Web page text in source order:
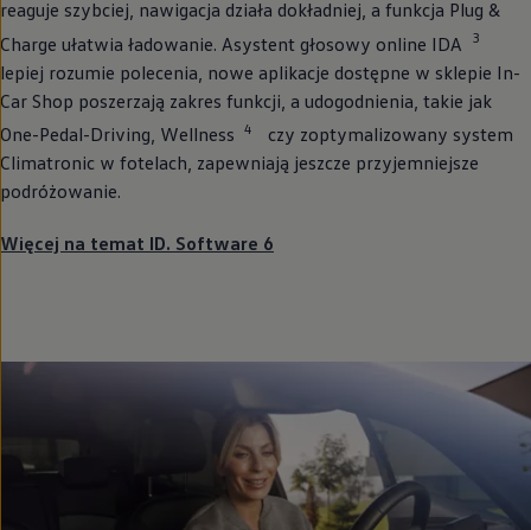
reaguje szybciej, nawigacja działa dokładniej, a funkcja Plug &
Charge ułatwia ładowanie. Asystent głosowy online IDA
3
lepiej rozumie polecenia, nowe aplikacje dostępne w sklepie In-
Car Shop poszerzają zakres funkcji, a udogodnienia, takie jak
One-Pedal-Driving, Wellness
4
czy zoptymalizowany system
Climatronic w fotelach, zapewniają jeszcze przyjemniejsze
podróżowanie.
Więcej na temat ID. Software 6